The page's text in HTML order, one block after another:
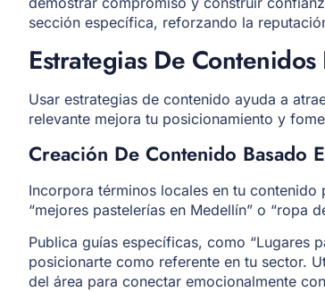
sección específica, reforzando la
Estrategias De
Usar estrategias de contenido ayuda a
relevante mejora tu posicionamiento y
Creación De Contenido Basado
Incorpora términos locales en tu
“mejores pastelerías en Medellín” o “ropa
Publica guías específicas, como “Lugares
posicionarte como referente en tu sector.
del área para conectar emocionalmente